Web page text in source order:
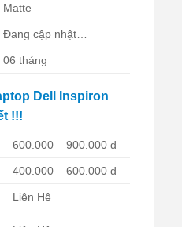
Matte
Đang cập nhật…
06 tháng
Dell Inspiron
!!!
600.000 – 900.000 đ
400.000 – 600.000 đ
Liên Hệ